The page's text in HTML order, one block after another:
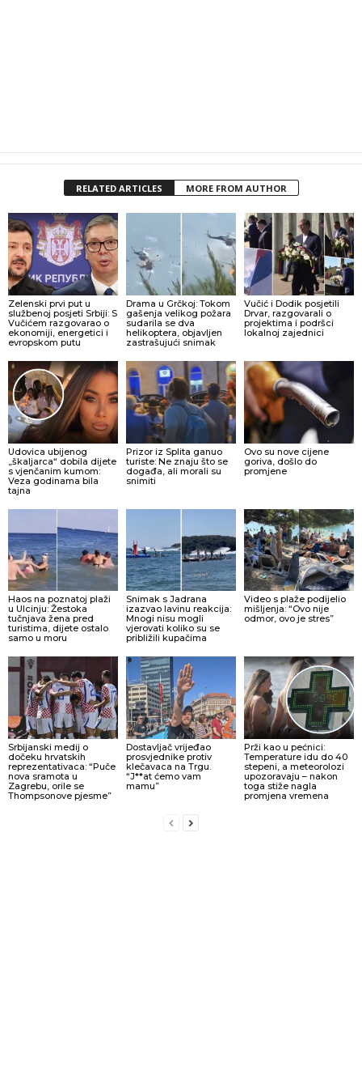
RELATED ARTICLES MORE FROM AUTHOR
Zelenski prvi put u
službenoj posjeti Srbiji: S
Vučićem razgovarao o
ekonomiji, energetici i
evropskom putu
Drama u Grčkoj: Tokom
gašenja velikog požara
sudarila se dva
helikoptera, objavljen
zastrašujući snimak
Vučić i Dodik posjetili
Drvar, razgovarali o
projektima i podršci
lokalnoj zajednici
Udovica ubijenog
„škaljarca“ dobila dijete
s vjenčanim kumom:
Veza godinama bila
tajna
Prizor iz Splita ganuo
turiste: Ne znaju što se
događa, ali morali su
snimiti
Ovo su nove cijene
goriva, došlo do
promjene
Haos na poznatoj plaži
u Ulcinju: Žestoka
tučnjava žena pred
turistima, dijete ostalo
samo u moru
Snimak s Jadrana
izazvao lavinu reakcija:
Mnogi nisu mogli
vjerovati koliko su se
približili kupačima
Video s plaže podijelio
mišljenja: “Ovo nije
odmor, ovo je stres”
Srbijanski medij o
dočeku hrvatskih
reprezentativaca: “Puče
nova sramota u
Zagrebu, orile se
Thompsonove pjesme”
Dostavljač vrijeđao
prosvjednike protiv
klečavaca na Trgu.
“J**at ćemo vam
mamu”
Prži kao u pećnici:
Temperature idu do 40
stepeni, a meteorolozi
upozoravaju – nakon
toga stiže nagla
promjena vremena